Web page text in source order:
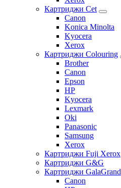
Картриджи Cet
Canon
Konica Minolta
Kyocera
Xerox
Картриджи Colouring
Brother
Canon
Epson
HP
Kyocera
Lexmark
Oki
Panasonic
Samsung
Xerox
Картриджи Fuji Xerox
Картриджи G&G
Картриджи GalaGrand
Canon